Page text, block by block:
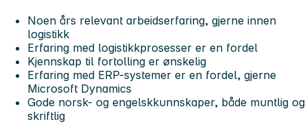
Noen års relevant arbeidserfaring, gjerne innen
logistikk
Erfaring med logistikkprosesser er en fordel
Kjennskap til fortolling er ønskelig
Erfaring med ERP-systemer er en fordel, gjerne
Microsoft Dynamics
Gode norsk- og engelskkunnskaper, både muntlig og
skriftlig